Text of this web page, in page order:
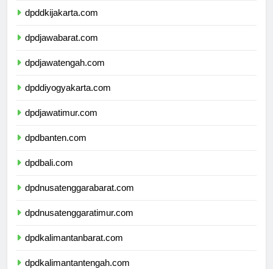
dpddkijakarta.com
dpdjawabarat.com
dpdjawatengah.com
dpddiyogyakarta.com
dpdjawatimur.com
dpdbanten.com
dpdbali.com
dpdnusatenggarabarat.com
dpdnusatenggaratimur.com
dpdkalimantanbarat.com
dpdkalimantantengah.com